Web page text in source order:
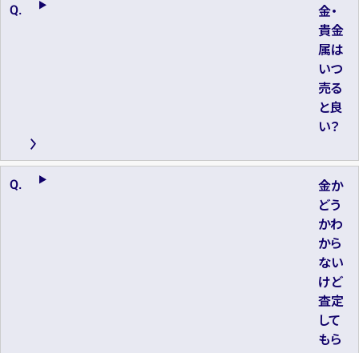
金・
貴金
属は
いつ
売る
と良
い？
金か
どう
かわ
から
ない
けど
査定
して
もら